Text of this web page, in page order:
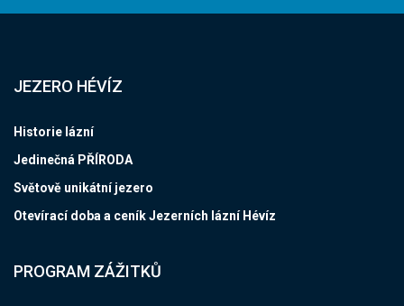
JEZERO HÉVÍZ
Historie lázní
Jedinečná PŘÍRODA
Světově unikátní jezero
Otevírací doba a ceník Jezerních lázní Hévíz
PROGRAM ZÁŽITKŮ